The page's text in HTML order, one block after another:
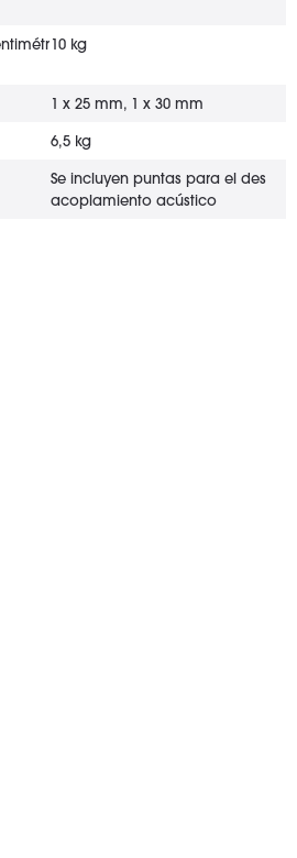
10 kg
1 x 25 mm, 1 x 30 mm
6,5 kg
Se incluyen puntas para el des
acoplamiento acústico